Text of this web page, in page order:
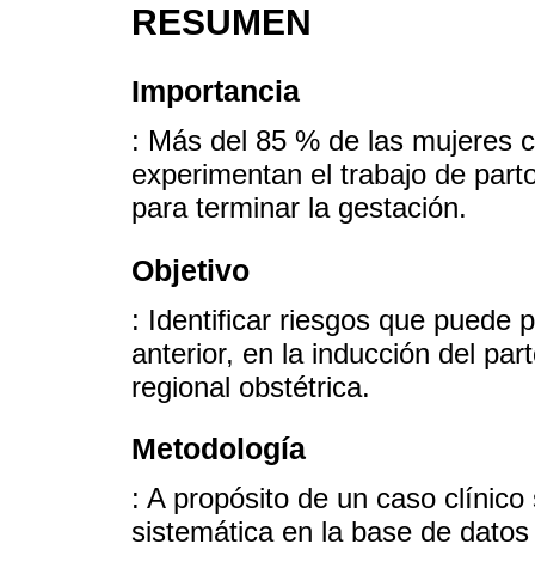
RESUMEN
Importancia
: Más del 85 % de las mujeres
experimentan el trabajo de
para terminar la gestación.
Objetivo
: Identificar riesgos que puede
anterior, en la inducción del
regional obstétrica.
Metodología
: A propósito de un caso
sistemática en la base de